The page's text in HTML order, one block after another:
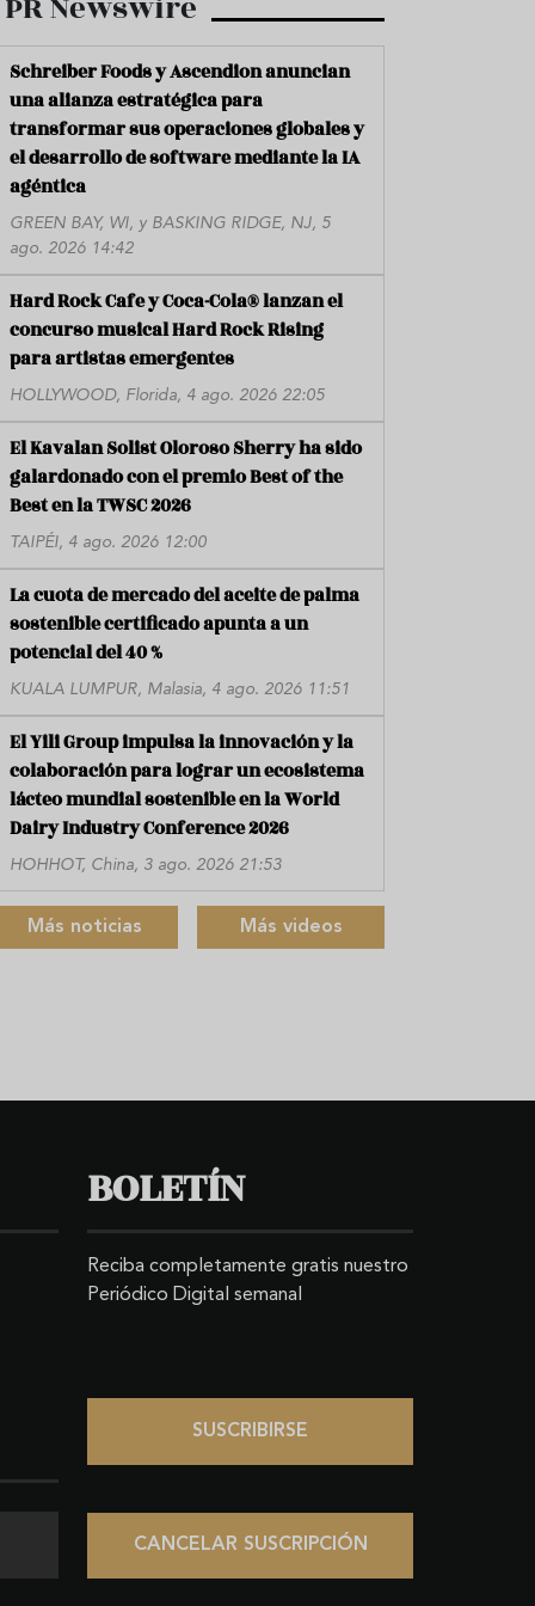
Schreiber Foods y Ascendion anuncian
una alianza estratégica para
transformar sus operaciones globales y
el desarrollo de software mediante la IA
agéntica
GREEN BAY, WI, y BASKING RIDGE, NJ, 5
ago. 2026 14:42
Hard Rock Cafe y Coca-Cola® lanzan el
concurso musical Hard Rock Rising
para artistas emergentes
HOLLYWOOD, Florida, 4 ago. 2026 22:05
El Kavalan Solist Oloroso Sherry ha sido
galardonado con el premio Best of the
Best en la TWSC 2026
TAIPÉI, 4 ago. 2026 12:00
La cuota de mercado del aceite de palma
sostenible certificado apunta a un
potencial del 40 %
KUALA LUMPUR, Malasia, 4 ago. 2026 11:51
El Yili Group impulsa la innovación y la
colaboración para lograr un ecosistema
lácteo mundial sostenible en la World
Dairy Industry Conference 2026
HOHHOT, China, 3 ago. 2026 21:53
Más noticias Más videos
BOLETÍN
Reciba completamente gratis nuestro
Periódico Digital semanal
SUSCRIBIRSE
CANCELAR SUSCRIPCIÓN